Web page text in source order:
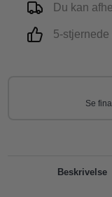
Du kan
5-
Se
Beskrivelse